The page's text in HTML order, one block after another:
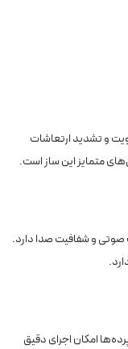
و تشدید ارتعاشات
متمایز این ساز است.
و شفافیت صدا دارد.
امکان اجرای دقیق